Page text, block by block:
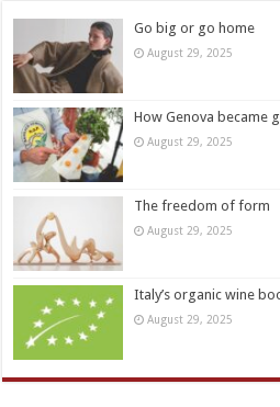
Go big or go home
August 29, 2025
How Genova became
August 29, 2025
The freedom of form
August 29, 2025
Italy’s organic wine
August 29, 2025